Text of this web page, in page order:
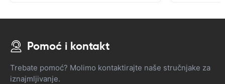
Pomoć i kontakt
Trebate pomoć? Molimo kontaktirajte naše stručnjake za
iznajmljivanje.